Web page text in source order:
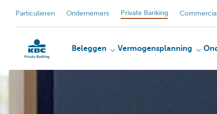
Particulieren Ondernemers Private Banking
Beleggen Vermogensplanning